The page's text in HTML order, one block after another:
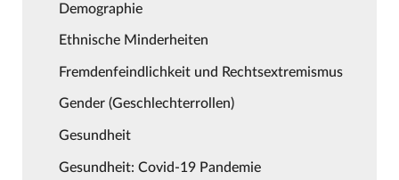
Demographie
Ethnische Minderheiten
Fremdenfeindlichkeit und Rechtsextremismus
Gender (Geschlechterrollen)
Gesundheit
Gesundheit: Covid-19 Pandemie